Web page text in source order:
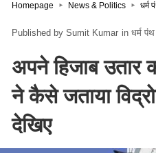
Homepage News & Politics धर्म
Sumit Kumar in धर्म पंथ
अपने हिजाब उतार
ने कैसे जताया
देखिए